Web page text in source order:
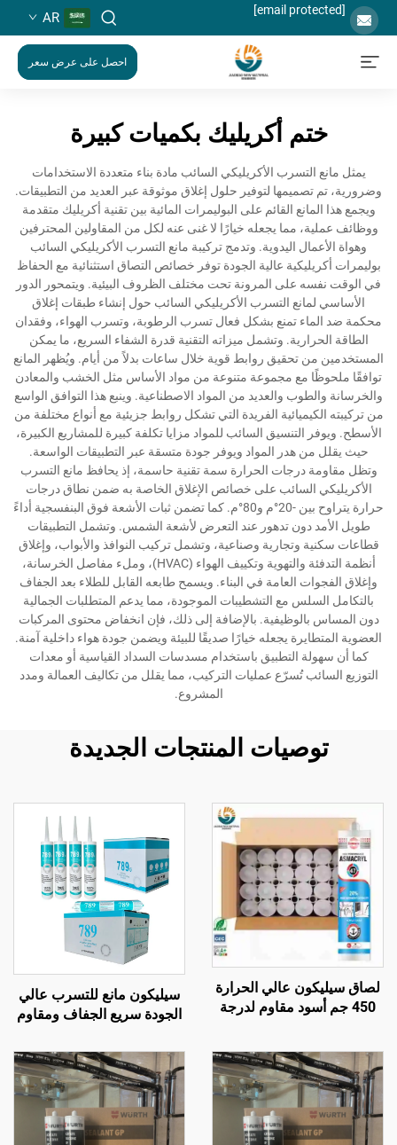
[email protected]
AR
احصل على عرض سعر
ختم أكريليك بكميات كبيرة
يمثل مانع التسرب الأكريليكي السائب مادة بناء متعددة الاستخدامات
وضرورية، تم تصميمها لتوفير حلول إغلاق موثوقة عبر العديد من التطبيقات.
ويجمع هذا المانع القائم على البوليمرات المائية بين تقنية أكريليك متقدمة
ووظائف عملية، مما يجعله خيارًا لا غنى عنه لكل من المقاولين المحترفين
وهواة الأعمال اليدوية. وتدمج تركيبة مانع التسرب الأكريليكي السائب
بوليمرات أكريليكية عالية الجودة توفر خصائص التصاق استثنائية مع الحفاظ
في الوقت نفسه على المرونة تحت مختلف الظروف البيئية. ويتمحور الدور
الأساسي لمانع التسرب الأكريليكي السائب حول إنشاء طبقات إغلاق
محكمة ضد الماء تمنع بشكل فعال تسرب الرطوبة، وتسرب الهواء، وفقدان
الطاقة الحرارية. وتشمل ميزاته التقنية قدرة الشفاء السريع، ما يمكن
المستخدمين من تحقيق روابط قوية خلال ساعات بدلاً من أيام. ويُظهر المانع
توافقًا ملحوظًا مع مجموعة متنوعة من مواد الأساس مثل الخشب والمعادن
والخرسانة والطوب والعديد من المواد الاصطناعية. وينبع هذا التوافق الواسع
من تركيبته الكيميائية الفريدة التي تشكل روابط جزيئية مع أنواع مختلفة من
الأسطح. ويوفر التنسيق السائب للمواد مزايا تكلفة كبيرة للمشاريع الكبيرة،
حيث يقلل من هدر المواد ويوفر جودة متسقة عبر التطبيقات الواسعة.
وتظل مقاومة درجات الحرارة سمة تقنية حاسمة، إذ يحافظ مانع التسرب
الأكريليكي السائب على خصائص الإغلاق الخاصة به ضمن نطاق درجات
حرارة يتراوح بين -20°م و80°م. كما تضمن ثبات الأشعة فوق البنفسجية أداءً
طويل الأمد دون تدهور عند التعرض لأشعة الشمس. وتشمل التطبيقات
قطاعات سكنية وتجارية وصناعية، وتشمل تركيب النوافذ والأبواب، وإغلاق
أنظمة التدفئة والتهوية وتكييف الهواء (HVAC)، وملء مفاصل الخرسانة،
وإغلاق الفجوات العامة في البناء. ويسمح طابعه القابل للطلاء بعد الجفاف
بالتكامل السلس مع التشطيبات الموجودة، مما يدعم المتطلبات الجمالية
دون المساس بالوظيفية. بالإضافة إلى ذلك، فإن انخفاض محتوى المركبات
العضوية المتطايرة يجعله خيارًا صديقًا للبيئة ويضمن جودة هواء داخلية آمنة.
كما أن سهولة التطبيق باستخدام مسدسات السداد القياسية أو معدات
التوزيع السائب تُسرّع عمليات التركيب، مما يقلل من تكاليف العمالة ومدد
المشروع.
توصيات المنتجات الجديدة
لصاق سيليكون عالي الحرارة
450 جم أسود مقاوم لدرجة
المقاوم للحرارة
سيليكون مانع للتسرب عالي
الجودة سريع الجفاف ومقاوم
سيليكون محايد متعدد
الأغراض 100% سيليكون